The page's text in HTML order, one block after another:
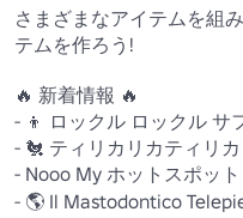
さまざまなアイテムを組
テムを作ろう!
🔥 新着情報 🔥
- 👦 ロックル ロックル サ
- 🐔 ティリカリカティリカ
- Nooo My ホットスポット
- 🌎 Il Mastodontico